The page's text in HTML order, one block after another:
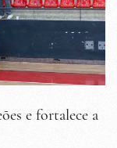
e fortalece a